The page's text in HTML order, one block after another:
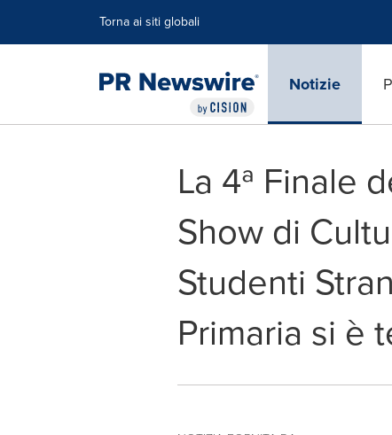
Torna ai siti globali
Notizie
La 4ª Finale
Show di
Studenti
Primaria si è